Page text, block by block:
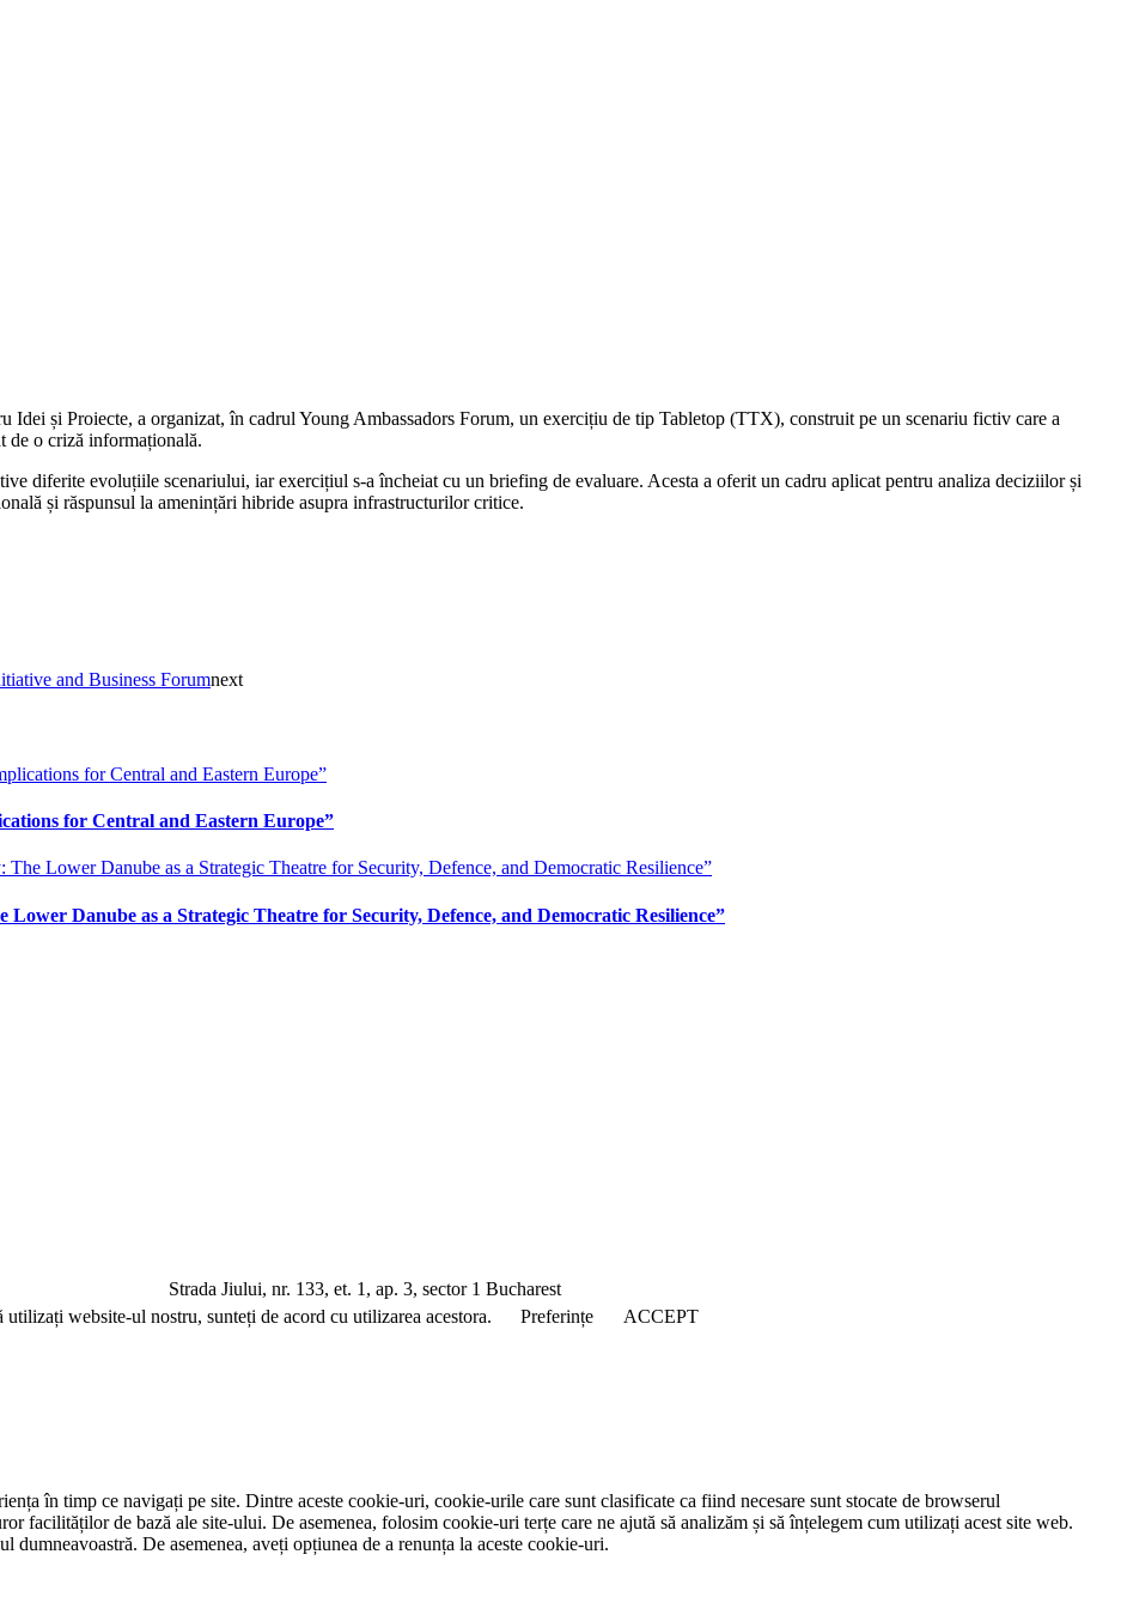
Idei și Proiecte, a organizat, în cadrul Young Ambassadors Forum, un exercițiu de tip Tabletop (TTX), construit pe un scenariu fictiv care a
de o criză informațională.
diferite evoluțiile scenariului, iar exercițiul s-a încheiat cu un briefing de evaluare. Acesta a oferit un cadru aplicat pentru analiza deciziilor și
și răspunsul la amenințări hibride asupra infrastructurilor critice.
and Business Forumnext
for Central and Eastern Europe”
Danube as a Strategic Theatre for Security, Defence, and Democratic Resilience”
Strada Jiului, nr. 133, et. 1, ap. 3, sector 1 Bucharest
website-ul nostru, sunteți de acord cu utilizarea acestora.
Preferințe ACCEPT
în timp ce navigați pe site. Dintre aceste cookie-uri, cookie-urile care sunt clasificate ca fiind necesare sunt stocate de browserul
facilităților de bază ale site-ului. De asemenea, folosim cookie-uri terțe care ne ajută să analizăm și să înțelegem cum utilizați acest site web.
De asemenea, aveți opțiunea de a renunța la aceste cookie-uri.